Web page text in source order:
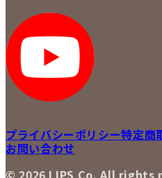
STAFF BLOG
SNS
LIPS 新宿店
LIPS 札幌パルコ店
LIPS 札幌白石店
LIPS 通信販売事業部
プライバシーポリシー特定商
お問い合わせ
© 2026 LIPS Co. All rights